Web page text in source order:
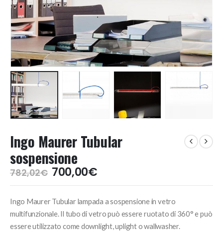
Ingo Maurer Tubular
sospensione
782,02€ Il
prezzo
era:
782,02€.
700,00€Il
prezzo
è:
700,00€.
Ingo Maurer Tubular lampada a sospensione in vetro
multifunzionale. Il tubo di vetro può essere ruotato di 360° e può
essere utilizzato come downlight, uplight o wallwasher.